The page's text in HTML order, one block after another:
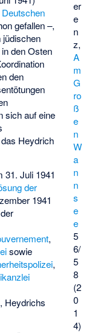
er
e
n
z,
A
m
G
ro
ß
e
n
W
a
n
n
s
e
e
5
6/
5
8
(2
0
1
4)
Deutschen
gefallen –,
jüdischen
den Osten
den
sich auf eine
Heydrich
31. Juli 1941
der
1941
,
sowie
,
, Heydrichs